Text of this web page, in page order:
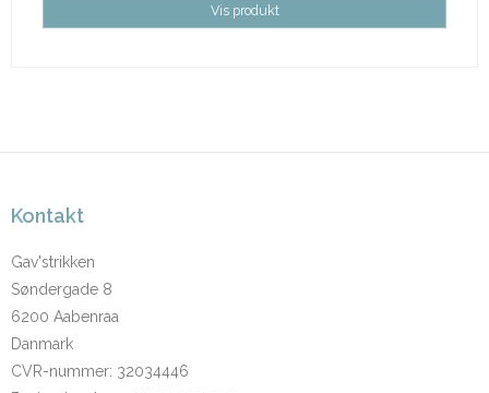
Vis produkt
Kontakt
Gav'strikken
Søndergade 8
6200 Aabenraa
Danmark
CVR-nummer: 32034446